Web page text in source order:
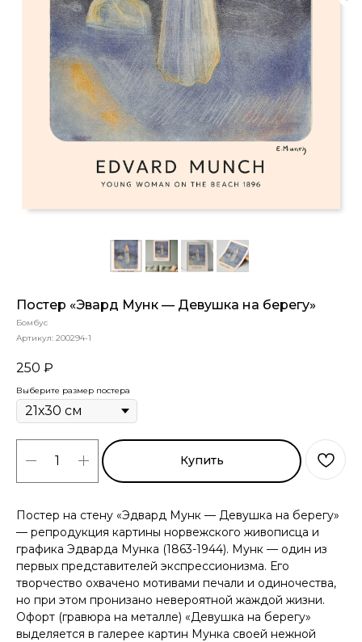
Постер «Эвард Мунк — Девушка на берегу»
Бомбус
Артикул: 200294-1
250 ₽
Выберите размер постера
Купить
Постер на стену «Эдвард Мунк — Девушка на берегу»
— репродукция картины норвежского живописца и
графика Эдварда Мунка (1863-1944). Мунк — один из
первых представителей экспрессионизма. Его
творчество охвачено мотивами печали и одиночества,
но при этом пронизано невероятной жаждой жизни.
Офорт (гравюра на металле) «Девушка на берегу»
выделяется в галерее картин Мунка своей нежной